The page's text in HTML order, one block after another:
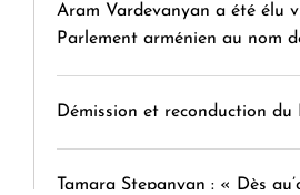
Aram Vardevanyan a été élu
Parlement arménien au nom
Démission et reconduction du
Tamara Stepanyan : « Dès